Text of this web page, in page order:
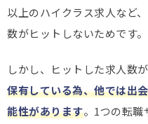
以上のハイクラス求人など
数がヒットしないためです。
しかし、ヒットした求人数が
保有している為、他では出
能性があります。1つの転職